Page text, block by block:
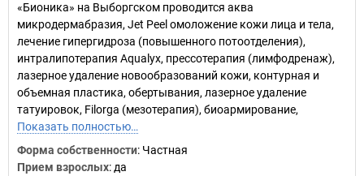
«Бионика» на Выборгском проводится аква
микродермабразия, Jet Peel омоложение кожи лица и тела,
лечение гипергидроза (повышенного потоотделения),
интралипотерапия Aqualyx, прессотерапия (лимфодренаж),
лазерное удаление новообразований кожи, контурная и
объемная пластика, обертывания, лазерное удаление
татуировок, Filorga (мезотерапия), биоармирование,
Показать полностью…
Форма собственности: Частная
Прием взрослых: да